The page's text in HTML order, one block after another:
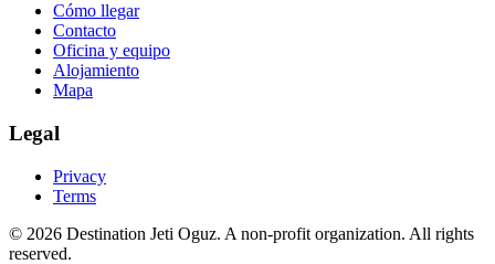
Cómo llegar
Contacto
Oficina y equipo
Alojamiento
Mapa
Legal
Privacy
Terms
© 2026 Destination Jeti Oguz. A non-profit organization. All rights
reserved.